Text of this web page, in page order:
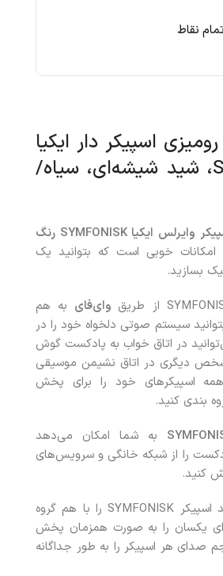
نقاط
اسپیکر دار ایکیا
SYMFONISK، شید شیشه‌ای، سیاه/
آباژور رومیزی با اسپیکر وایرلس ایکیا SYMFONISK رنگ
امکانات خوبی است که بتوانید یک
بسازید.
وای‌فای به هم
سیستم صوتی دلخواه خود را در
در اتاق خواب به پادکست گوش
دیگری در اتاق نشیمن موسیقی
اسپیکرهای خود را برای پخش
بندی کنید.
به شما امکان می‌دهد
را از شبکه خانگی و سرویس‌های
کنید.
می‌توانید دو یا چند اسپیکر SYMFONISK را با هم گروه
یکسان را به صورت همزمان پخش
صدای هر اسپیکر را به طور جداگانه